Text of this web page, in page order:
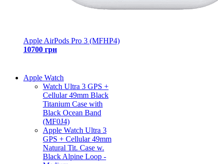
Apple AirPods Pro 3 (MFHP4)
10700 грн
Apple Watch
Watch Ultra 3 GPS +
Cellular 49mm Black
Titanium Case with
Black Ocean Band
(MF0J4)
Apple Watch Ultra 3
GPS + Cellular 49mm
Natural Tit. Case w.
Black Alpine Loop -